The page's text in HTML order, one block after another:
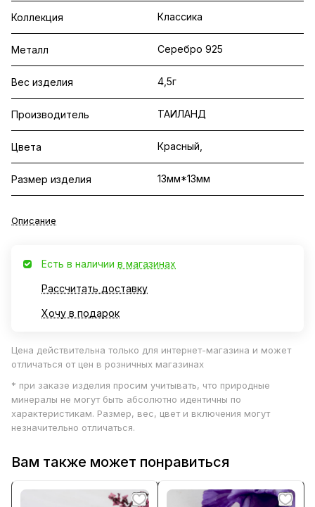
Коллекция Классика
Металл Серебро 925
Вес изделия 4,5г
Производитель ТАИЛАНД
Цвета Красный,
Размер изделия 13мм*13мм
Описание
Есть в наличии в магазинах
Рассчитать доставку
Хочу в подарок
Цена действительна только для интернет-магазина и может
отличаться от цен в розничных магазинах
* при заказе изделия просим учитывать, что природные
минералы не могут быть абсолютно идентичны по
характеристикам. Размер, вес, цвет и включения могут
незначительно отличаться.
Вам также может понравиться